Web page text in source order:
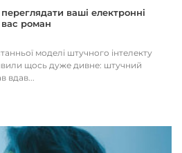
ваші електронні
роман
моделі штучного інтелекту
щось дуже дивне: штучний
вдав...